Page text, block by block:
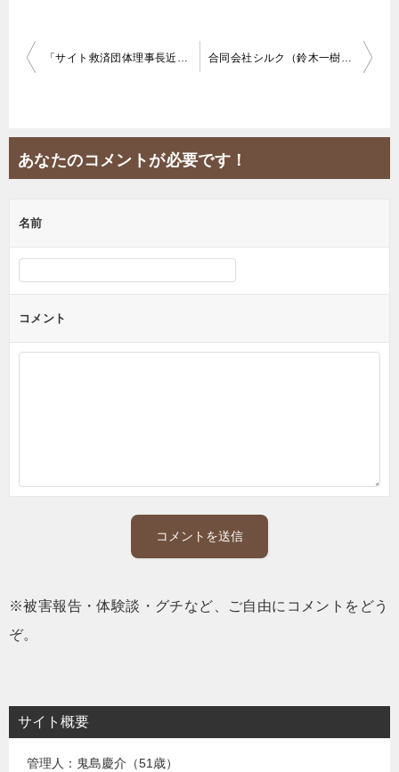
投
ビ
ゲ
シ
ョ
ン
あなたのコメントが必要です！
名前
コメント
※被害報告・体験談・グチなど、ご自由にコメントをどう
ぞ。
サイト概要
管理人：鬼島慶介（51歳）